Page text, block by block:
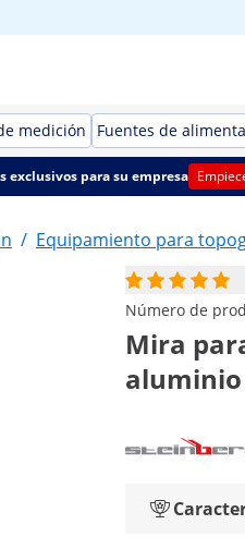
medición Fuentes de
exclusivos para su empresa
/ Equipamiento para
Número de
Mira
aluminio